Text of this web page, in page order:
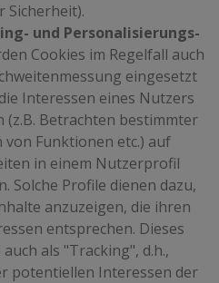
Sicherheit).
und Personalisierungs-
Cookies im Regelfall auch
eingesetzt
Interessen eines Nutzers
(z.B. Betrachten bestimmter
von Funktionen etc.) auf
in einem Nutzerprofil
Solche Profile dienen dazu,
anzuzeigen, die ihren
entsprechen. Dieses
als "Tracking", d.h.,
potentiellen Interessen der